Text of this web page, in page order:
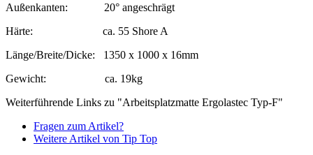
Außenkanten: 20° angeschrägt
Härte: ca. 55 Shore A
Länge/Breite/Dicke: 1350 x 1000 x 16mm
Gewicht: ca. 19kg
Weiterführende Links zu "Arbeitsplatzmatte Ergolastec Typ-F"
Fragen zum Artikel?
Weitere Artikel von Tip Top